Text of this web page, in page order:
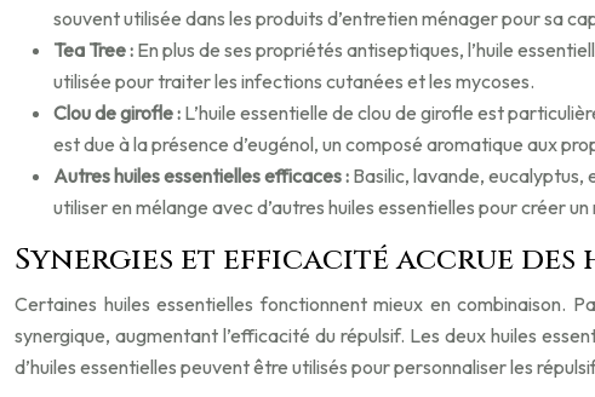
souvent utilisée dans les produits d’entretien ménager pour sa
Tea Tree : En plus de ses propriétés antiseptiques, l’huile
utilisée pour traiter les infections cutanées et les mycoses.
Clou de girofle : L’huile essentielle de clou de girofle est
est due à la présence d’eugénol, un composé aromatique aux
Autres huiles essentielles efficaces : Basilic, lavande, eucalyptus,
utiliser en mélange avec d’autres huiles essentielles pour créer
Synergies et efficacité accrue des
Certaines huiles essentielles fonctionnent mieux en combinaison.
synergique, augmentant l’efficacité du répulsif. Les deux huiles
d’huiles essentielles peuvent être utilisés pour personnaliser les